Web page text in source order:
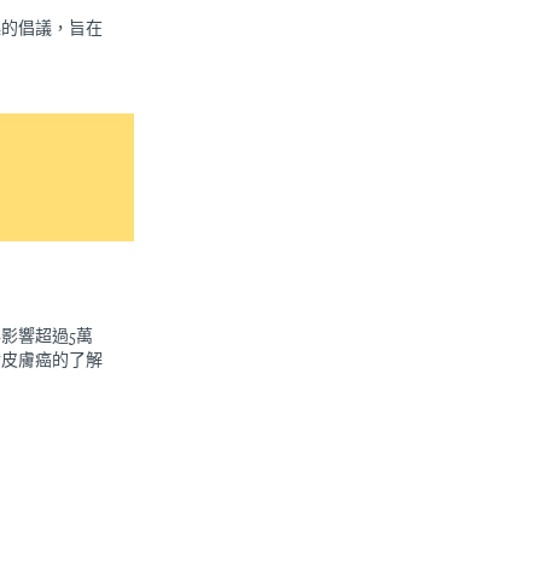
倡議，旨在
響超過5萬
膚癌的了解